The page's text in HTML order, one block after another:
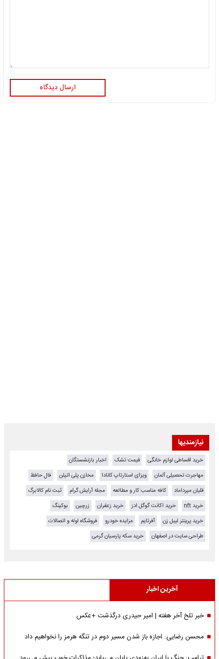
ارسال دیدگاه
نیازمندیها
خرید اقساطی لوازم خانگی قیمت تشک
اخبار بازنشستگان
مهاجرت تحصیلی آلمان
ویزای استارتاپ کانادا مخازن پلی اتیلن
فال حافظ
قلیان میرداماد
کافه مناسب کار و مطالعه مجله آرایش گرام
ثبت نام کالابرگ
خرید nft
خرید اکانت گوگل ادز خرید زعفران زرچین
بوکینگ
خرید پرینتر لیبل زن
آفرتایم مزایده خودرو
فروشگاه لوله و اتصالات
طراحی سایت در اصفهان
خرید سکه پارسیان گرمی
آخرین اخبار
خبر تلخ آخر هفته | امیر حیدری درگذشت +عکس
محسن رضایی: اجازه باز شدن مسیر دوم در تنگه هرمز را نخواهیم داد